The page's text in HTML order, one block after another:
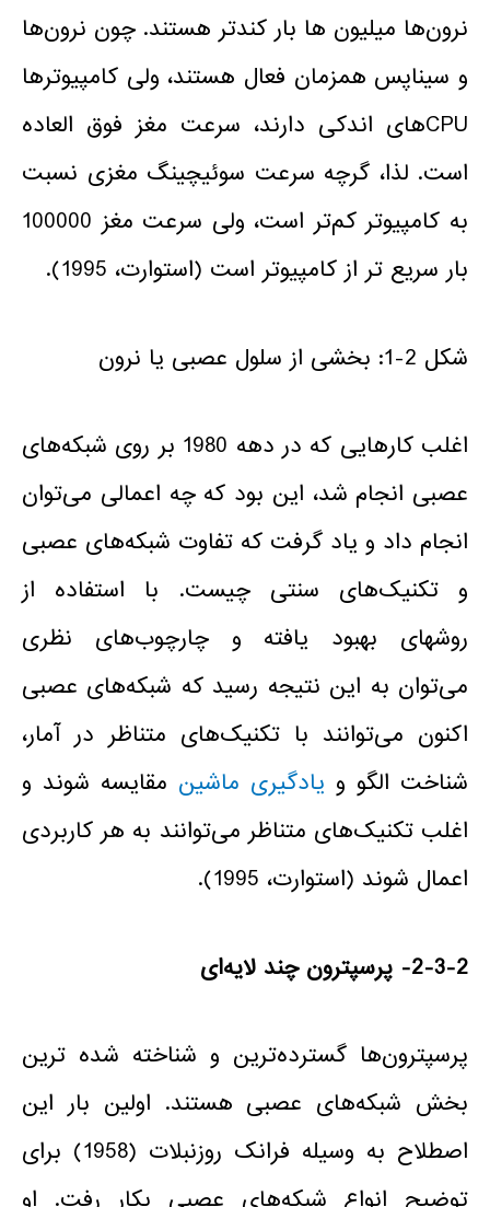
نرون‌ها میلیون ها بار کندتر هستند. چون نرون‌ها
و سیناپس همزمان فعال هستند، ولی کامپیوترها
CPUهای اندکی دارند، سرعت مغز فوق العاده
است. لذا، گرچه سرعت سوئیچینگ مغزی نسبت
به کامپیوتر کم‌تر است، ولی سرعت مغز 100000
بار سریع تر از کامپیوتر است (استوارت، 1995).
شکل 2-1: بخشی از سلول عصبی یا نرون
اغلب کارهایی که در دهه 1980 بر روی شبکه‌های
عصبی انجام شد، این بود که چه اعمالی می‌توان
انجام داد و یاد گرفت که تفاوت شبکه‌های عصبی
و تکنیک‌های سنتی چیست. با استفاده از
روشهای بهبود یافته و چارچوب‌های نظری
می‌توان به این نتیجه رسید که شبکه‌های عصبی
اکنون می‌توانند با تکنیک‌های متناظر در آمار،
شناخت الگو و یادگیری ماشین مقایسه شوند و
اغلب تکنیک‌های متناظر می‌توانند به هر کاربردی
اعمال شوند (استوارت، 1995).
2-3-2- پرسپترون چند لایه‌ای
پرسپترون‌ها گسترده‌ترین و شناخته شده ترین
بخش شبکه‌های عصبی هستند. اولین بار این
اصطلاح به وسیله فرانک روزنبلات (1958) برای
توضیح انواع شبکه‌های عصبی بکار رفت. او